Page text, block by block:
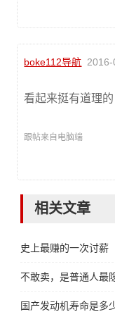
boke112导航
看起来挺有道理
跟帖来自电脑端
相关文章
史上最赚的一次讨薪
不敢卖，是普通人最
国产发动机寿命是多